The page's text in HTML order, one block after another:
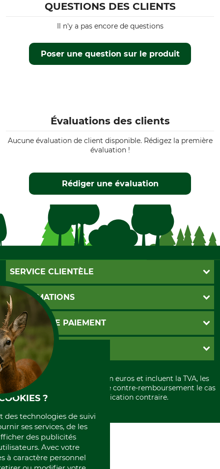
QUESTIONS DES CLIENTS
Poser une question sur le produit
Il n'y a pas encore de questions
Évaluations des clients
Aucune évaluation de client disponible. Rédigez la première
évaluation !
Rédiger une évaluation
SERVICE CLIENTÈLE
Foire aux questions
Abonnement à la newsletter
Contact
Garantie / Devis
Paramètres des cookies
INFORMATIONS
CGV
Livraison
Conditions d'annulation
Formulaire de rétraction
Politique de confidentialité
Élimination et environnement
Rétractation de votre commande
MOYENS DE PAIEMENT
PayPal
Carte de crédit
Paiement á l'avance
GRUBE KG
Histoire
International
Portrait
Tous les prix sont exprimés en euros et incluent la TVA, les
frais d'expédition et les frais de contre-remboursement le cas
échéant, sauf indication contraire.
?
des technologies de suivi
ses services, de les
des publicités
Avec votre
à caractère personnel